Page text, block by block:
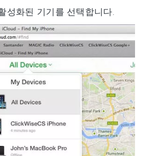
성화된 기기를 선택합니다.